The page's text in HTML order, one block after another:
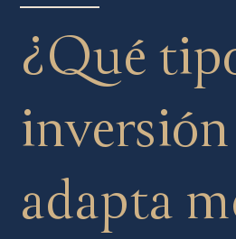
¿Qué
inversión
adapta